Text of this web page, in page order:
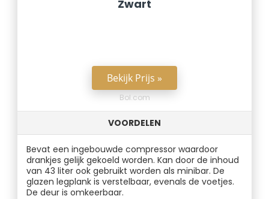
Zwart
Bekijk Prijs »
Bol.com
VOORDELEN
Bevat een ingebouwde compressor waardoor
drankjes gelijk gekoeld worden. Kan door de inhoud
van 43 liter ook gebruikt worden als minibar. De
glazen legplank is verstelbaar, evenals de voetjes.
De deur is omkeerbaar.